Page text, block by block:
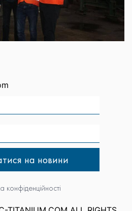
конфіденційності